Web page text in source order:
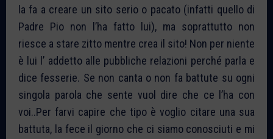
la fa a creare un sito serio o pacato (infatti quello di
Padre Pio non l’ha fatto lui), ma soprattutto non
riesce a stare zitto mentre crea il sito! Non per niente
è lui l’ addetto alle pubbliche relazioni perché parla e
dice fesserie. Se non canta o non fa battute su ogni
singola parola che sente vuol dire che ce l’ha con
voi..Per farvi capire che tipo è voglio citare una sua
battuta, la fece il giorno che ci siamo conosciuti e mi